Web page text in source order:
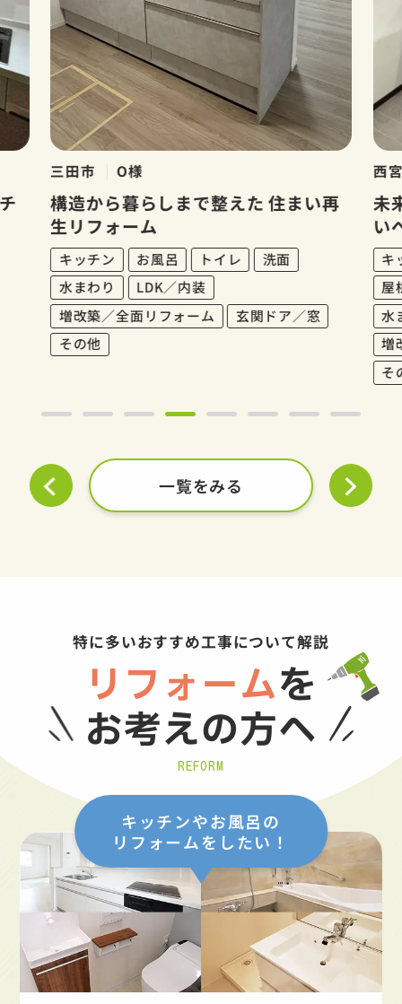
三田市 O様
構造から暮らしまで整えた 住まい再
生リフォーム
キッチン お風呂 トイレ
洗面
水まわり
LDK／内装
増改築／全面リフォーム
玄関ドア／窓
その他
西
未
い
キ
屋
水
増
そ
一覧をみる
特に多いおすすめ工事について解説
リフォームを
お考えの方へ
REFORM
キッチンやお風呂の
リフォームをしたい！